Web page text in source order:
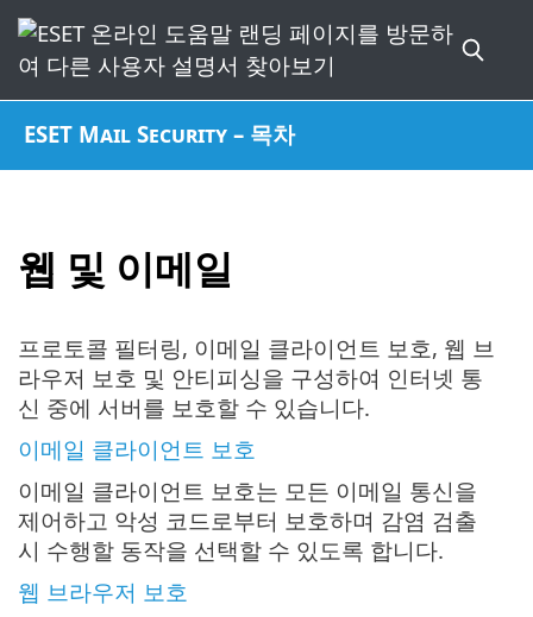
ESET Mail Security – 목차
웹 및 이메일
프로토콜 필터링, 이메일 클라이언트 보호, 웹 브
라우저 보호 및 안티피싱을 구성하여 인터넷 통
신 중에 서버를 보호할 수 있습니다.
이메일 클라이언트 보호
이메일 클라이언트 보호는 모든 이메일 통신을
제어하고 악성 코드로부터 보호하며 감염 검출
시 수행할 동작을 선택할 수 있도록 합니다.
웹 브라우저 보호